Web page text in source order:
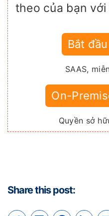
theo của bạn với
Bắt
SAAS,
On-
Quyền sở
Share this post: